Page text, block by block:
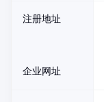
注册地址
企业网址